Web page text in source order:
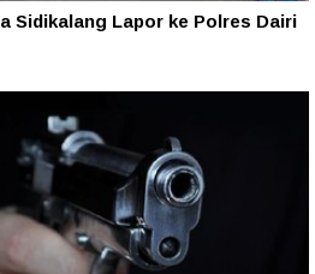
Sidikalang Lapor ke Polres Dairi